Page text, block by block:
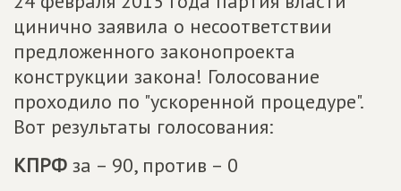
цинично заявила о несоответствии
предложенного законопроекта
конструкции закона! Голосование
проходило по "ускоренной процедуре".
Вот результаты голосования:
КПРФ за – 90, против – 0